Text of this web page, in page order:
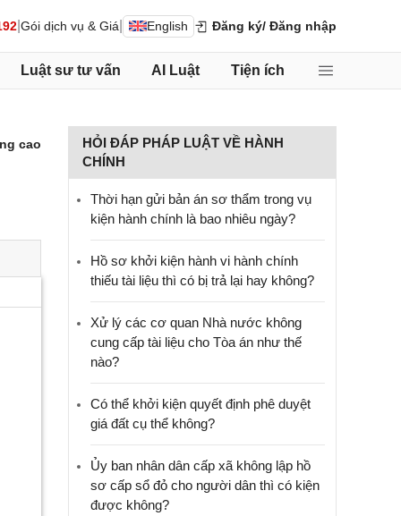
Gói dịch vụ & Giá English Đăng ký/ Đăng nhập
Luật sư tư vấn AI Luật Tiện ích
cao
HỎI ĐÁP PHÁP LUẬT VỀ HÀNH
CHÍNH
Thời hạn gửi bản án sơ thẩm trong vụ
kiện hành chính là bao nhiêu ngày?
Hồ sơ khởi kiện hành vi hành chính
thiếu tài liệu thì có bị trả lại hay không?
Xử lý các cơ quan Nhà nước không
cung cấp tài liệu cho Tòa án như thế
nào?
Có thể khởi kiện quyết định phê duyệt
giá đất cụ thể không?
Ủy ban nhân dân cấp xã không lập hồ
sơ cấp sổ đỏ cho người dân thì có kiện
được không?